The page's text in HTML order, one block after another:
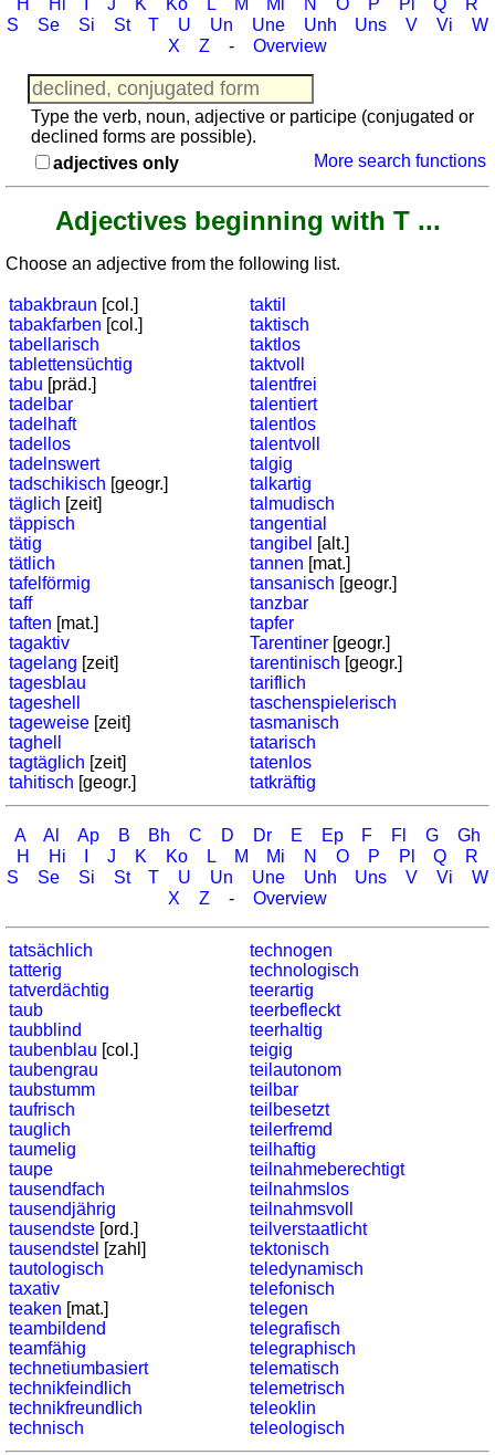
English
German
Italian
Latin
Portuguese
Spanish
Dutch
Unit
converters
Car
number
plates
Time
of
sunset
Bicycle
tours
Small
travel
vocabulary
(pdf)
GAMES
Geography
Quiz
of
coasts
and
rivers
Quiz
of
countries
Quiz
of
rivers
and
towns
Quiz
of
flags,
arms,
and
coins
Quiz
of
towns
and
countries
More
H
Hi J K Ko L M Mi N O P Pl Q
R
S
Se Si St T U Un Une Unh Uns V Vi
W
X
Z - Overview
Type the verb, noun, adjective or participe (conjugated or
declined forms are possible).
adjectives only
More search functions
Adjectives beginning with T ...
Choose an adjective from the following list.
tabakbraun [col.]
tabakfarben [col.]
tabellarisch
tablettensüchtig
tabu [präd.]
tadelbar
tadelhaft
tadellos
tadelnswert
tadschikisch [geogr.]
täglich [zeit]
täppisch
tätig
tätlich
tafelförmig
taff
taften [mat.]
tagaktiv
tagelang [zeit]
tagesblau
tageshell
tageweise [zeit]
taghell
tagtäglich [zeit]
tahitisch [geogr.]
taktil
taktisch
taktlos
taktvoll
talentfrei
talentiert
talentlos
talentvoll
talgig
talkartig
talmudisch
tangential
tangibel [alt.]
tannen [mat.]
tansanisch [geogr.]
tanzbar
tapfer
Tarentiner [geogr.]
tarentinisch [geogr.]
tariflich
taschenspielerisch
tasmanisch
tatarisch
tatenlos
tatkräftig
A Al Ap B Bh C D Dr E Ep F Fl G
Gh
H
Hi J K Ko L M Mi N O P Pl Q
R
S
Se Si St T U Un Une Unh Uns V Vi
W
X
Z - Overview
tatsächlich
tatterig
tatverdächtig
taub
taubblind
taubenblau [col.]
taubengrau
taubstumm
taufrisch
tauglich
taumelig
taupe
tausendfach
tausendjährig
tausendste [ord.]
tausendstel [zahl]
tautologisch
taxativ
teaken [mat.]
teambildend
teamfähig
technetiumbasiert
technikfeindlich
technikfreundlich
technisch
technogen
technologisch
teerartig
teerbefleckt
teerhaltig
teigig
teilautonom
teilbar
teilbesetzt
teilerfremd
teilhaftig
teilnahmeberechtigt
teilnahmslos
teilnahmsvoll
teilverstaatlicht
tektonisch
teledynamisch
telefonisch
telegen
telegrafisch
telegraphisch
telematisch
telemetrisch
teleoklin
teleologisch